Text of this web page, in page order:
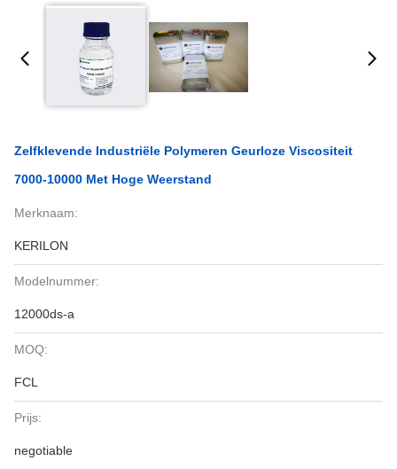
Zelfklevende Industriële Polymeren Geurloze Viscositeit
7000-10000 Met Hoge Weerstand
Merknaam:
KERILON
Modelnummer:
12000ds-a
MOQ:
FCL
Prijs:
negotiable